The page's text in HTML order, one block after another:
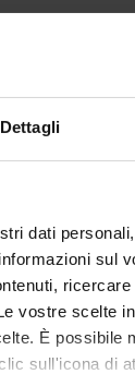
Dettagli
dati
sul
vostre scelte
È
sull'icona di
Period
II semestre